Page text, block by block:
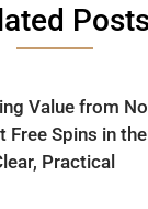
Value from No
Free Spins in the
Practical